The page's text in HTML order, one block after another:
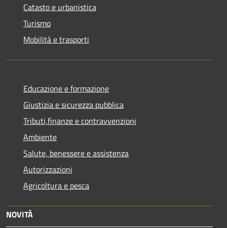
Catasto e urbanistica
Turismo
Mobilità e trasporti
Educazione e formazione
Giustizia e sicurezza pubblica
Tributi,finanze e contravvenzioni
Ambiente
Salute, benessere e assistenza
Autorizzazioni
Agricoltura e pesca
NOVITÀ